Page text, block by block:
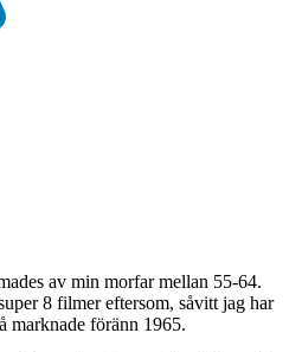
av min morfar mellan 55-64.
8 filmer eftersom, såvitt jag har
marknade föränn 1965.